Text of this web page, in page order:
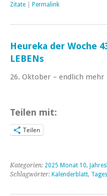
Zitate
Permalink
Heureka der Woche
LEBENs
26. Oktober – endlich mehr
Teilen mit:
Teilen
Kategorien: 2025 Monat 10,
Schlagwörter: Kalenderblatt,